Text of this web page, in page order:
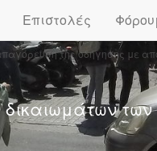
Επιστολές
της οδήγησης με
δικαιωμάτων